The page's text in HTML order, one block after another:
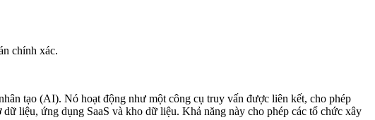
chính xác.
tạo (AI). Nó hoạt động như một công cụ truy vấn được liên kết, cho phép
liệu, ứng dụng SaaS và kho dữ liệu. Khả năng này cho phép các tổ chức xây